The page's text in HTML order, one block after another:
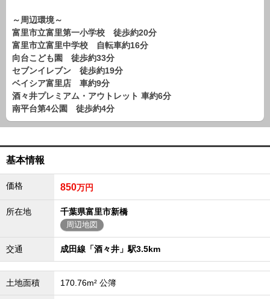
～周辺環境～
富里市立富里第一小学校 徒歩約20分
富里市立富里中学校 自転車約16分
向台こども園 徒歩約33分
セブンイレブン 徒歩約19分
ベイシア富里店 車約9分
酒々井プレミアム・アウトレット 車約6分
南平台第4公園 徒歩約4分
基本情報
価格 850万円
所在地 千葉県富里市新橋
周辺地図
交通 成田線「酒々井」駅3.5km
土地面積 170.76m² 公簿
物件検索
新築一戸建
エリアから探す
路線から探す
中古一戸建
エリアから探す
エリアから探す
路線から探す
土 地
エリアから探す
路線から探す
エリアから物件検索
松戸･柏方面エリア
松戸･柏方面エリアの新築一戸建